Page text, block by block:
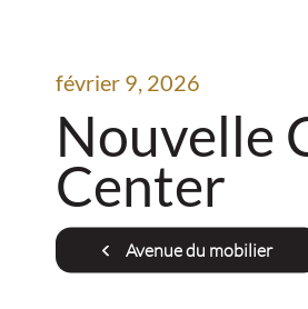
février 9, 2026
Nouvelle
Center
Avenue du mobilier